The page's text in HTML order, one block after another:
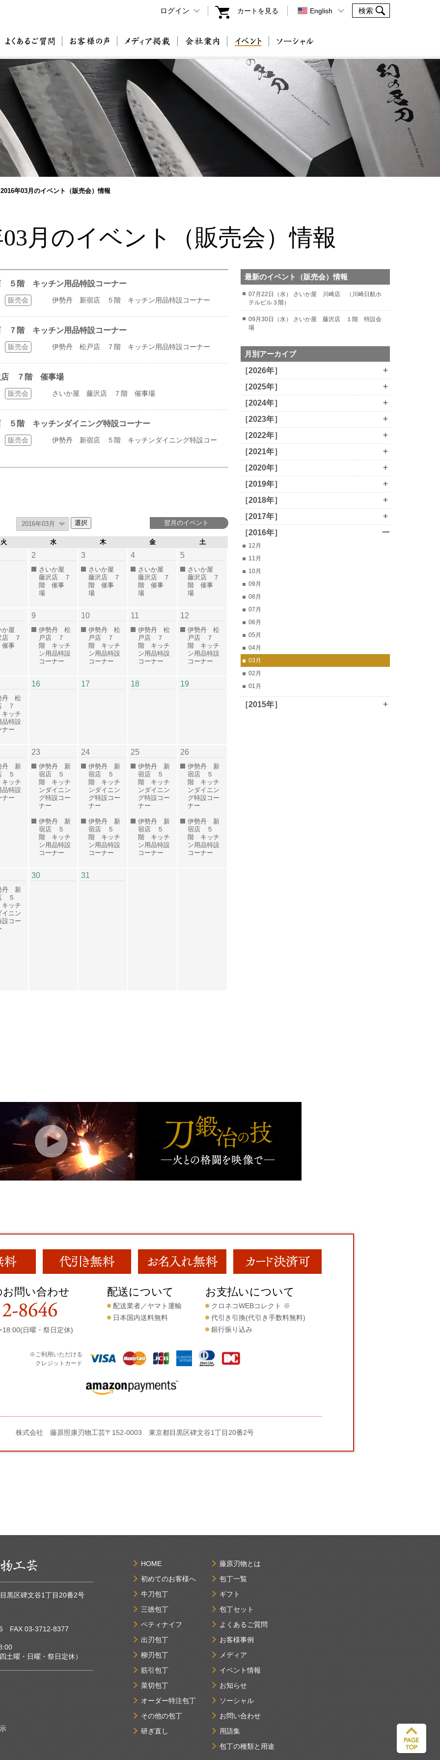
ログイン カートを見る English
刃物とは よくあるご質問 お客様の声 メディア掲載 会社案内 イベント
2016年03月のイベント（販売会）情報
03月のイベント（販売会）情報
５階 キッチン用品特設コーナー
販売会 伊勢丹 新宿店 ５階 キッチン用品特設コーナー
７階 キッチン用品特設コーナー
販売会 伊勢丹 松戸店 ７階 キッチン用品特設コーナー
店 ７階 催事場
販売会 さいか屋 藤沢店 ７階 催事場
５階 キッチンダイニング特設コーナー
販売会 伊勢丹 新宿店 ５階 キッチンダイニング特設コー
翌月のイベント
火 水 木 金 土
2
さいか屋
藤沢店 ７
階 催事
場
3
さいか屋
藤沢店 ７
階 催事
場
4
さいか屋
藤沢店 ７
階 催事
場
5
さいか屋
藤沢店 ７
階 催事
場
か屋
店 ７
事
9
伊勢丹 松
戸店 ７
階 キッチ
ン用品特設
コーナー
10
伊勢丹 松
戸店 ７
階 キッチ
ン用品特設
コーナー
11
伊勢丹 松
戸店 ７
階 キッチ
ン用品特設
コーナー
12
伊勢丹 松
戸店 ７
階 キッチ
ン用品特設
コーナー
丹 松
７
ッチ
品特設
ナー
16 17 18 19
丹 新
５
ッチ
品特設
ナー
23
伊勢丹 新
宿店 ５
階 キッチ
ンダイニン
グ特設コー
ナー
伊勢丹 新
宿店 ５
階 キッチ
ン用品特設
コーナー
24
伊勢丹 新
宿店 ５
階 キッチ
ンダイニン
グ特設コー
ナー
伊勢丹 新
宿店 ５
階 キッチ
ン用品特設
コーナー
25
伊勢丹 新
宿店 ５
階 キッチ
ンダイニン
グ特設コー
ナー
伊勢丹 新
宿店 ５
階 キッチ
ン用品特設
コーナー
26
伊勢丹 新
宿店 ５
階 キッチ
ンダイニン
グ特設コー
ナー
伊勢丹 新
宿店 ５
階 キッチ
ン用品特設
コーナー
丹 新
５
ッチ
イニン
設コー
30 31
最新のイベント（販売会）情報
07月22日（水） さいか屋 川崎店 （川崎日航ホ
テルビル３階）
09月30日（水） さいか屋 藤沢店 １階 特設会
場
月別アーカイブ
［2026年］
+
［2025年］ +
［2024年］ +
［2023年］ +
［2022年］ +
［2021年］ +
［2020年］ +
［2019年］ +
［2018年］ +
［2017年］ +
［2016年］ ー
12月
11月
10月
09月
08月
07月
06月
05月
04月
03月
02月
01月
［2015年］ +
問い合わせ
日曜・祭日定休)
配送について
配送業者／ヤマト運輸
日本国内送料無料
お支払いについて
クロネコWEBコレクト ※
代引き引換(代引き手数料無料)
銀行振り込み
※ご利用いただける
クレジットカード
株式会社 藤原照康刃物工芸〒152-0003 東京都目黒区碑文谷1丁目20番2号
黒区碑文谷1丁目20番2号
FAX 03-3712-8377
日曜・祭日定休）
HOME
初めてのお客様へ
牛刀包丁
三徳包丁
ペティナイフ
出刃包丁
柳刃包丁
筋引包丁
菜切包丁
オーダー特注包丁
その他の包丁
研ぎ直し
藤原刃物とは
包丁一覧
ギフト
包丁セット
よくあるご質問
お客様事例
メディア
イベント情報
お知らせ
ソーシャル
お問い合わせ
用語集
包丁の種類と用途